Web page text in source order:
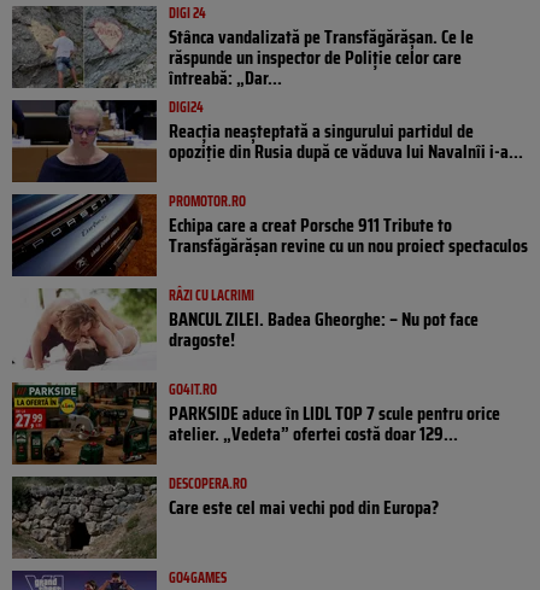
DIGI 24
Stânca vandalizată pe Transfăgărășan. Ce le
răspunde un inspector de Poliție celor care
întreabă: „Dar...
DIGI24
Reacția neașteptată a singurului partidul de
opoziţie din Rusia după ce văduva lui Navalnîi i-a...
PROMOTOR.RO
Echipa care a creat Porsche 911 Tribute to
Transfăgărășan revine cu un nou proiect spectaculos
RÂZI CU LACRIMI
BANCUL ZILEI. Badea Gheorghe: – Nu pot face
dragoste!
GO4IT.RO
PARKSIDE aduce în LIDL TOP 7 scule pentru orice
atelier. „Vedeta” ofertei costă doar 129...
DESCOPERA.RO
Care este cel mai vechi pod din Europa?
GO4GAMES